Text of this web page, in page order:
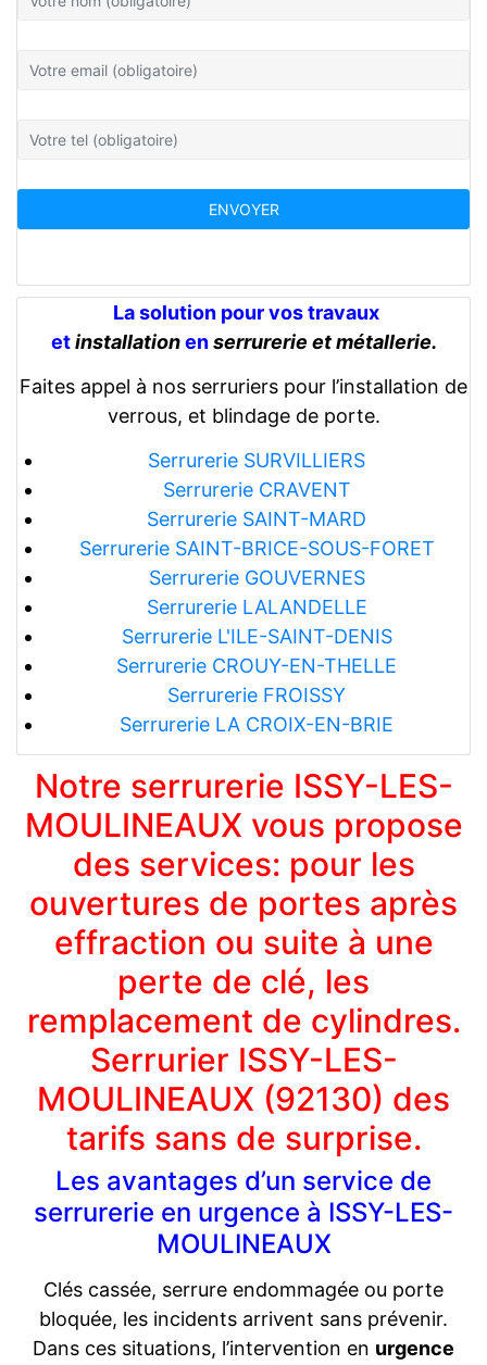
La solution pour vos travaux
etinstallationenserrurerie et métallerie.
Faites appel à nos serruriers pour l’installation de
verrous, et blindage de porte.
Serrurerie SURVILLIERS
Serrurerie CRAVENT
Serrurerie SAINT-MARD
Serrurerie SAINT-BRICE-SOUS-FORET
Serrurerie GOUVERNES
Serrurerie LALANDELLE
Serrurerie L'ILE-SAINT-DENIS
Serrurerie CROUY-EN-THELLE
Serrurerie FROISSY
Serrurerie LA CROIX-EN-BRIE
Notre serrurerie ISSY-LES-
MOULINEAUX vous propose
des services: pour les
ouvertures de portes après
effraction ou suite à une
perte de clé, les
remplacement de cylindres.
Serrurier ISSY-LES-
MOULINEAUX (92130) des
tarifs sans de surprise.
Les avantages d’un service de
serrurerie en urgence à ISSY-LES-
MOULINEAUX
Clés cassée, serrure endommagée ou porte
bloquée, les incidents arrivent sans prévenir.
Dans ces situations, l’intervention en urgence